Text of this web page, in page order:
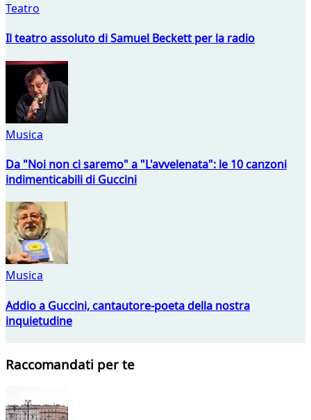
Teatro
Il teatro assoluto di Samuel Beckett per la radio
Musica
Da "Noi non ci saremo" a "L'avvelenata": le 10 canzoni
indimenticabili di Guccini
Musica
Addio a Guccini, cantautore-poeta della nostra
inquietudine
Raccomandati per te